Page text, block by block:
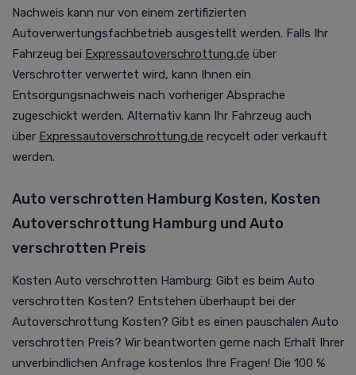
Nachweis kann nur von einem zertifizierten
Autoverwertungsfachbetrieb ausgestellt werden. Falls Ihr
Fahrzeug bei Expressautoverschrottung.de über
Verschrotter verwertet wird, kann Ihnen ein
Entsorgungsnachweis nach vorheriger Absprache
zugeschickt werden. Alternativ kann Ihr Fahrzeug auch
über Expressautoverschrottung.de recycelt oder verkauft
werden.
Auto verschrotten Hamburg Kosten, Kosten
Autoverschrottung Hamburg und Auto
verschrotten Preis
Kosten Auto verschrotten Hamburg: Gibt es beim Auto
verschrotten Kosten? Entstehen überhaupt bei der
Autoverschrottung Kosten? Gibt es einen pauschalen Auto
verschrotten Preis? Wir beantworten gerne nach Erhalt Ihrer
unverbindlichen Anfrage kostenlos Ihre Fragen! Die 100 %